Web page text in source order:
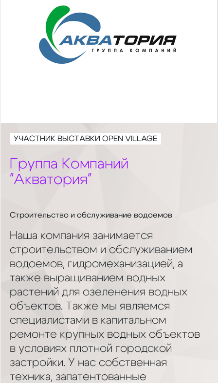
УЧАСТНИК ВЫСТАВКИ OPEN VILLAGE
Группа Компаний
"Акватория"
Строительство и обслуживание водоемов
Наша компания занимается
строительством и обслуживанием
водоемов, гидромеханизацией, а
также выращиванием водных
растений для озеленения водных
объектов. Также мы являемся
специалистами в капитальном
ремонте крупных водных объектов
в условиях плотной городской
застройки. У нас собственная
техника, запатентованные